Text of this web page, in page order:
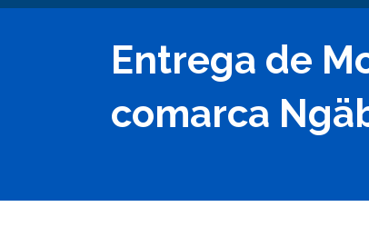
Entrega de
comarca